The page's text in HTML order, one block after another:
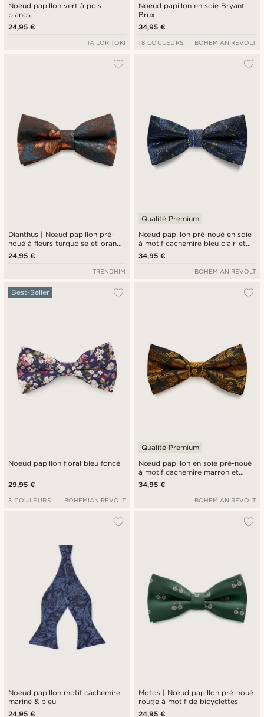
Noeud papillon vert à pois
blancs
24,95 €
TAILOR TOKI
Noeud papillon en soie Bryant
Brux
34,95 €
18 COULEURS BOHEMIAN REVOLT
Dianthus | Nœud papillon pré-
noué à fleurs turquoise et orange
brûlé
24,95 €
TRENDHIM
Nœud papillon pré-noué en soie
à motif cachemire bleu clair et
doré
Qualité Premium
34,95 €
BOHEMIAN REVOLT
Noeud papillon floral bleu foncé
Best-Seller
29,95 €
3 COULEURS BOHEMIAN REVOLT
Nœud papillon en soie pré-noué
à motif cachemire marron et
doré
Qualité Premium
34,95 €
BOHEMIAN REVOLT
Noeud papillon motif cachemire
marine & bleu
24,95 €
Motos | Nœud papillon pré-noué
rouge à motif de bicyclettes
24,95 €